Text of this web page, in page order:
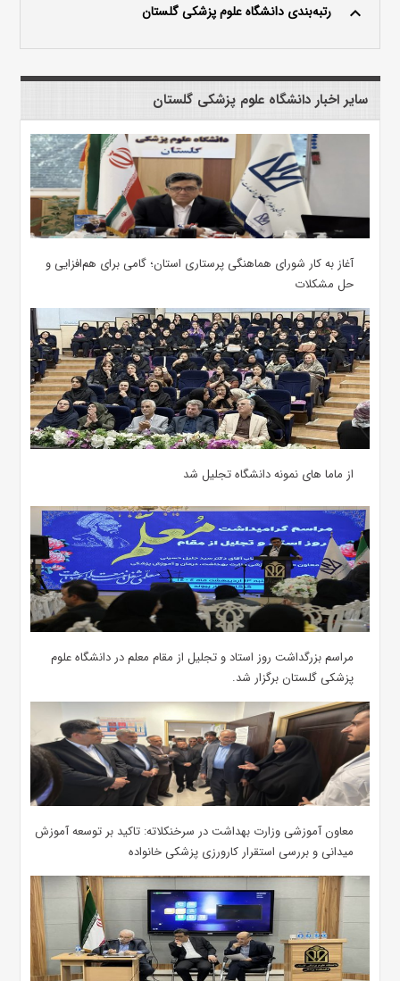
keyboard_arrow_up رتبه‌بندی دانشگاه علوم پزشکی گلستان
سایر اخبار دانشگاه علوم پزشکی گلستان
آغاز به کار شورای هماهنگی پرستاری استان؛ گامی برای هم‌افزایی و
حل مشکلات
از ماما های نمونه دانشگاه تجلیل شد
مراسم بزرگداشت روز استاد و تجلیل از مقام معلم در دانشگاه علوم
پزشکی گلستان برگزار شد.‌
معاون آموزشی وزارت بهداشت در سرخنکلاته: تاکید بر توسعه آموزش
میدانی و بررسی استقرار کارورزی پزشکی ‌خانواده